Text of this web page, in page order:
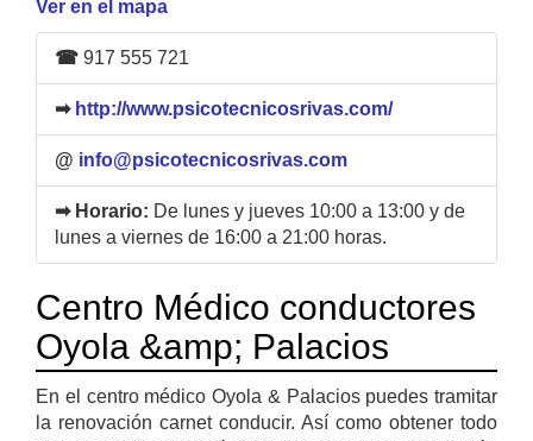
Ver en el mapa
☎ 917 555 721
➡ http://www.psicotecnicosrivas.com/
@ info@psicotecnicosrivas.com
➡ Horario: De lunes y jueves 10:00 a 13:00 y de
lunes a viernes de 16:00 a 21:00 horas.
Centro Médico conductores
Oyola &amp; Palacios
En el centro médico Oyola & Palacios puedes tramitar
la renovación carnet conducir. Así como obtener todo